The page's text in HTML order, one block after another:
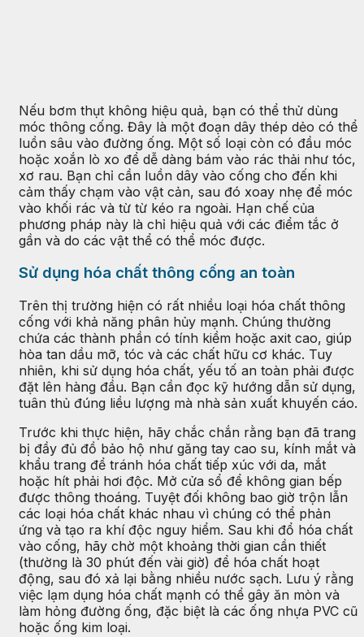
Nếu bơm thụt không hiệu quả, bạn có thể thử dùng
móc thông cống. Đây là một đoạn dây thép dẻo có thể
luồn sâu vào đường ống. Một số loại còn có đầu móc
hoặc xoắn lò xo để dễ dàng bám vào rác thải như tóc,
xơ rau. Bạn chỉ cần luồn dây vào cống cho đến khi
cảm thấy chạm vào vật cản, sau đó xoay nhẹ để móc
vào khối rác và từ từ kéo ra ngoài. Hạn chế của
phương pháp này là chỉ hiệu quả với các điểm tắc ở
gần và do các vật thể có thể móc được.
Sử dụng hóa chất thông cống an toàn
Trên thị trường hiện có rất nhiều loại hóa chất thông
cống với khả năng phân hủy mạnh. Chúng thường
chứa các thành phần có tính kiềm hoặc axit cao, giúp
hòa tan dầu mỡ, tóc và các chất hữu cơ khác. Tuy
nhiên, khi sử dụng hóa chất, yếu tố an toàn phải được
đặt lên hàng đầu. Bạn cần đọc kỹ hướng dẫn sử dụng,
tuân thủ đúng liều lượng mà nhà sản xuất khuyến cáo.
Trước khi thực hiện, hãy chắc chắn rằng bạn đã trang
bị đầy đủ đồ bảo hộ như găng tay cao su, kính mắt và
khẩu trang để tránh hóa chất tiếp xúc với da, mắt
hoặc hít phải hơi độc. Mở cửa sổ để không gian bếp
được thông thoáng. Tuyệt đối không bao giờ trộn lẫn
các loại hóa chất khác nhau vì chúng có thể phản
ứng và tạo ra khí độc nguy hiểm. Sau khi đổ hóa chất
vào cống, hãy chờ một khoảng thời gian cần thiết
(thường là 30 phút đến vài giờ) để hóa chất hoạt
động, sau đó xả lại bằng nhiều nước sạch. Lưu ý rằng
việc lạm dụng hóa chất mạnh có thể gây ăn mòn và
làm hỏng đường ống, đặc biệt là các ống nhựa PVC cũ
hoặc ống kim loại.